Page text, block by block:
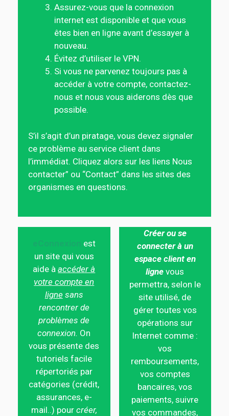
Assurez-vous que la connexion
internet est disponible et que vous
êtes bien en ligne avant d’essayer à
nouveau.
Évitez d’utiliser le VPN.
Si vous ne parvenez toujours pas à
accéder à votre compte, contactez-
nous et nous vous aiderons dès que
possible.
S’il s’agit d’un piratage, vous devez signaler
ce problème au service client dans
l’immédiat. Cliquez alors sur les liens Nous
contacter” ou “Contact” dans les sites des
organismes en questions.
est
un site qui vous
aide àaccéder à
votre compte en
ligne sans
rencontrer de
problèmes de
connexion. On
vous présente des
tutoriels facile
répertoriés par
catégories (crédit,
assurances, e-
mail..) pour créer,
Créer ou se
connecter à un
espace client en
ligne vous
permettra, selon le
site utilisé, de
gérer toutes vos
opérations sur
Internet comme :
vos
remboursements,
vos comptes
bancaires, vos
paiements, suivre
vos commandes,